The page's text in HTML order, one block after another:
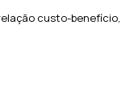
custo-benefício,